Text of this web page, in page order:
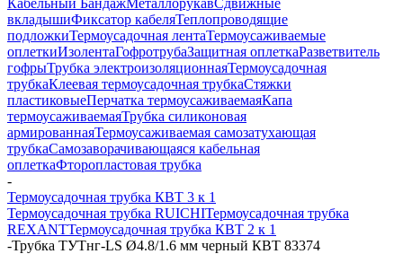
Кабельный БандажМеталлорукавСдвижные
вкладышиФиксатор кабеляТеплопроводящие
подложкиТермоусадочная лентаТермоусаживаемые
оплеткиИзолентаГофротрубаЗащитная оплеткаРазветвитель
гофрыТрубка электроизоляционнаяТермоусадочная
трубкаКлеевая термоусадочная трубкаСтяжки
пластиковыеПерчатка термоусаживаемаяКапа
термоусаживаемаяТрубка силиконовая
армированнаяТермоусаживаемая самозатухающая
трубкаСамозаворачивающаяся кабельная
оплеткаФторопластовая трубка
-
Термоусадочная трубка КВТ 3 к 1
Термоусадочная трубка RUICHIТермоусадочная трубка
REXANTТермоусадочная трубка КВТ 2 к 1
-Трубка ТУТнг-LS Ø4.8/1.6 мм черный КВТ 83374